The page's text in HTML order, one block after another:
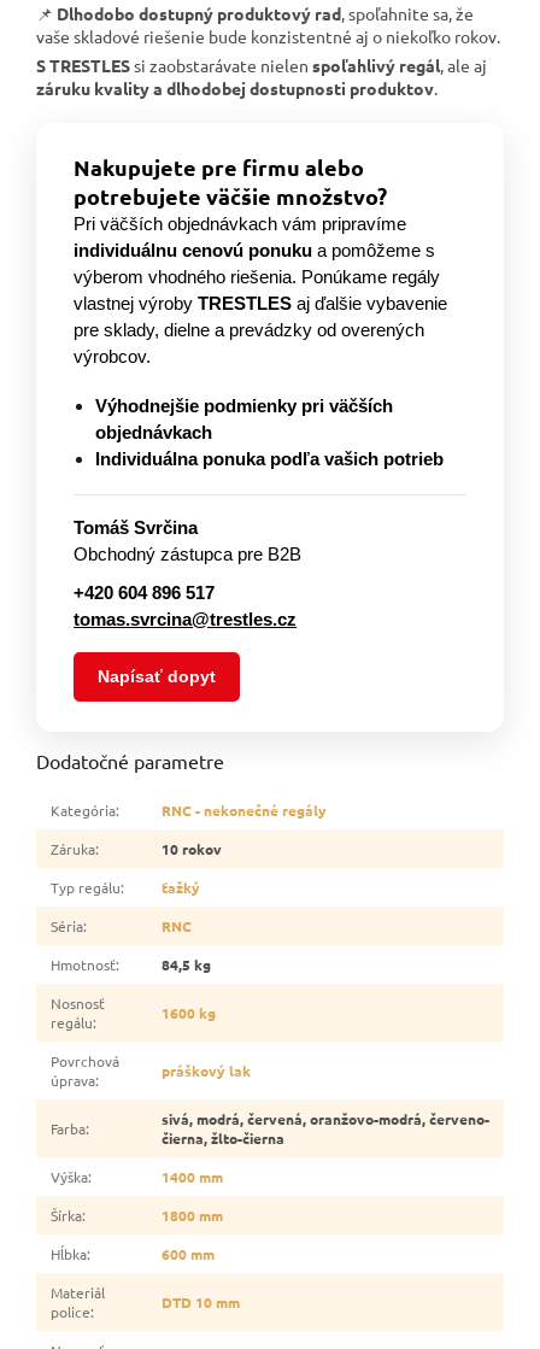
📌 Dlhodobo dostupný produktový rad , spoľahnite sa, že
vaše skladové riešenie bude konzistentné aj o niekoľko rokov.
S TRESTLESsi zaobstarávate nielen spoľahlivý regál , ale aj
záruku kvality a dlhodobej dostupnosti produktov
Nakupujete pre firmu alebo
potrebujete väčšie množstvo?
Pri väčších objednávkach vám pripravíme
individuálnu cenovú ponuku a pomôžeme s
výberom vhodného riešenia. Ponúkame regály
vlastnej výroby TRESTLES aj ďalšie vybavenie
pre sklady, dielne a prevádzky od overených
výrobcov.
Výhodnejšie podmienky pri väčších
objednávkach
Individuálna ponuka podľa vašich potrieb
Tomáš Svrčina
Obchodný zástupca pre B2B
+420 604 896 517
tomas.svrcina@trestles.cz
Napísať dopyt
Dodatočné parametre
Kategória:
RNC - nekonečné regály
Záruka:
10 rokov
Typ regálu:
ťažký
Séria:
RNC
Hmotnosť:
84,5 kg
Nosnosť
regálu: 1600 kg
Povrchová
úprava: práškový lak
Farba:
sivá, modrá, červená, oranžovo-modrá, červeno-
čierna, žlto-čierna
Výška:
1400 mm
Šírka:
1800 mm
Hĺbka:
600 mm
Materiál
police: DTD 10 mm